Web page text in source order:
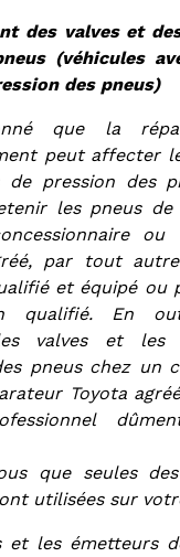
des valves et
(véhicules
des pneus)
que la
peut affecter
de pression des
les pneus de
ou
par tout
et équipé ou
qualifié. En
valves et les
pneus chez un
Toyota
que seules
utilisées sur
et les émetteurs